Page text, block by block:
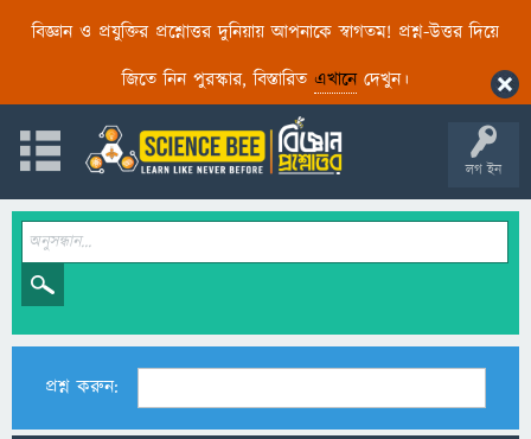
বিজ্ঞান ও প্রযুক্তির প্রশ্নোত্তর দুনিয়ায় আপনাকে স্বাগতম! প্রশ্ন-উত্তর দিয়ে
জিতে নিন পুরস্কার, বিস্তারিত এখানেদেখুন।
লগ ইন
প্রশ্ন করুন: